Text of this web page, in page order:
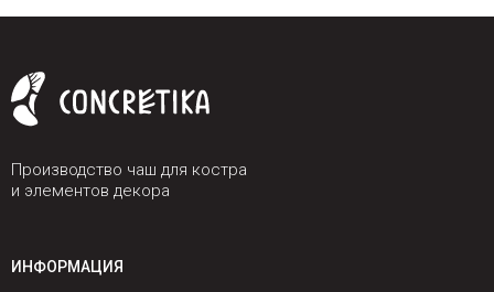
Производство чаш для костра
и элементов декора
ИНФОРМАЦИЯ